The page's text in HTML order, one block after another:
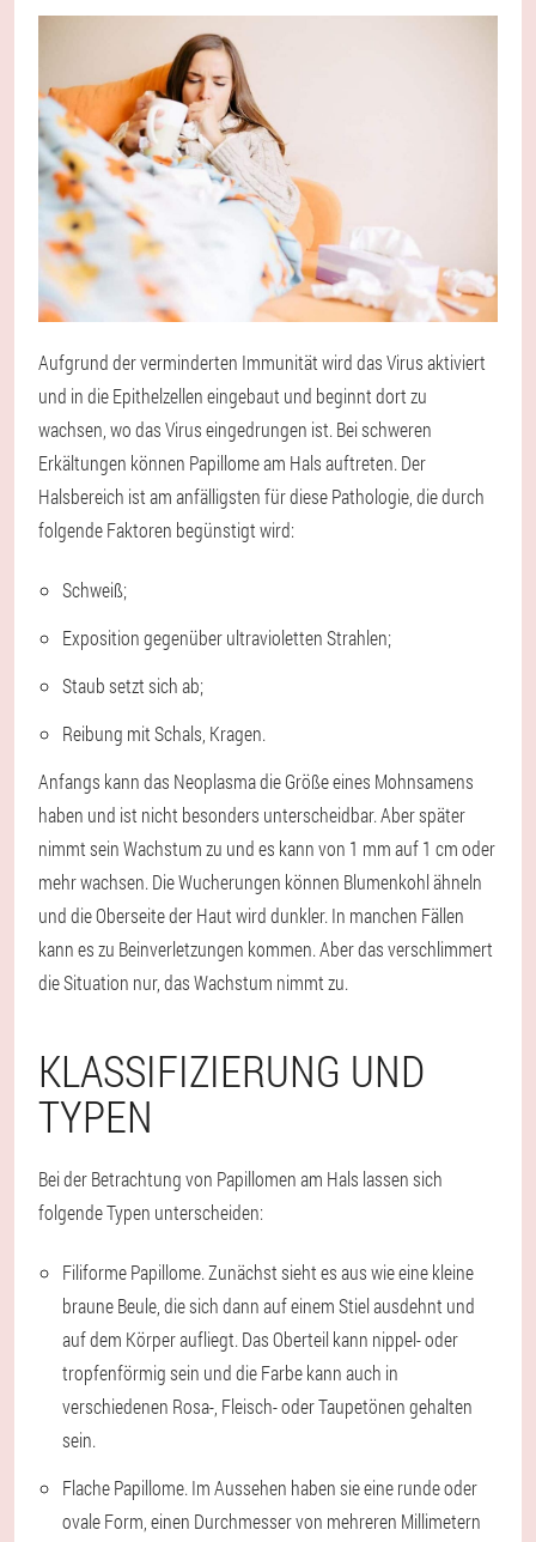
Aufgrund der verminderten Immunität wird das Virus aktiviert
und in die Epithelzellen eingebaut und beginnt dort zu
wachsen, wo das Virus eingedrungen ist. Bei schweren
Erkältungen können Papillome am Hals auftreten. Der
Halsbereich ist am anfälligsten für diese Pathologie, die durch
folgende Faktoren begünstigt wird:
Schweiß;
Exposition gegenüber ultravioletten Strahlen;
Staub setzt sich ab;
Reibung mit Schals, Kragen.
Anfangs kann das Neoplasma die Größe eines Mohnsamens
haben und ist nicht besonders unterscheidbar. Aber später
nimmt sein Wachstum zu und es kann von 1 mm auf 1 cm oder
mehr wachsen. Die Wucherungen können Blumenkohl ähneln
und die Oberseite der Haut wird dunkler. In manchen Fällen
kann es zu Beinverletzungen kommen. Aber das verschlimmert
die Situation nur, das Wachstum nimmt zu.
KLASSIFIZIERUNG UND
TYPEN
Bei der Betrachtung von Papillomen am Hals lassen sich
folgende Typen unterscheiden:
Filiforme Papillome. Zunächst sieht es aus wie eine kleine
braune Beule, die sich dann auf einem Stiel ausdehnt und
auf dem Körper aufliegt. Das Oberteil kann nippel- oder
tropfenförmig sein und die Farbe kann auch in
verschiedenen Rosa-, Fleisch- oder Taupetönen gehalten
sein.
Flache Papillome. Im Aussehen haben sie eine runde oder
ovale Form, einen Durchmesser von mehreren Millimetern